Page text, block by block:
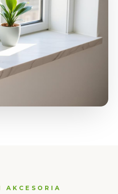
AKCESORIA